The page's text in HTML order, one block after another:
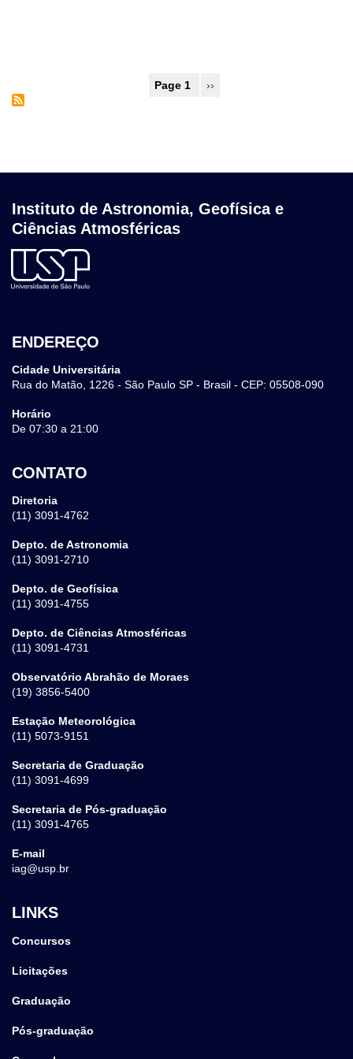
Page 1
Next
››
Instituto de Astronomia, Geofísica e
Ciências Atmosféricas
ENDEREÇO
Cidade Universitária
Rua do Matão, 1226 - São Paulo SP - Brasil - CEP: 05508-090
Horário
De 07:30 a 21:00
CONTATO
Diretoria
(11) 3091-4762
Depto. de Astronomia
(11) 3091-2710
Depto. de Geofísica
(11) 3091-4755
Depto. de Ciências Atmosféricas
(11) 3091-4731
Observatório Abrahão de Moraes
(19) 3856-5400
Estação Meteorológica
(11) 5073-9151
Secretaria de Graduação
(11) 3091-4699
Secretaria de Pós-graduação
(11) 3091-4765
E-mail
iag@usp.br
LINKS
Concursos
Licitações
Graduação
Pós-graduação